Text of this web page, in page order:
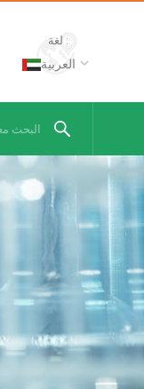
لغة :
العربية
البحث